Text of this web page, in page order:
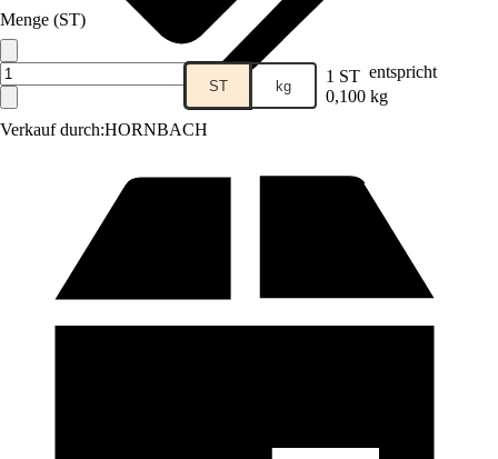
Verkauf durch:HORNBACH
Menge (ST)
ST kg 1 ST entspricht
0,100 kg